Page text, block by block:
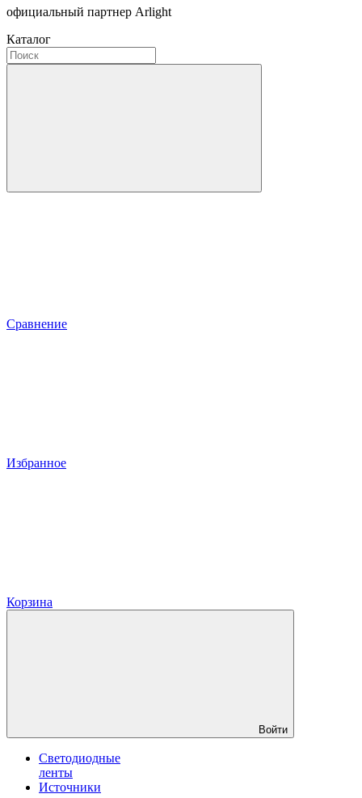
официальный партнер Arlight
Каталог
Сравнение
Избранное
Корзина
Войти
Светодиодные
ленты
Источники